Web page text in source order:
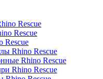
Rescue
Rescue
Rescue
Rhino Rescue
Rhino Rescue
Rhino Rescue